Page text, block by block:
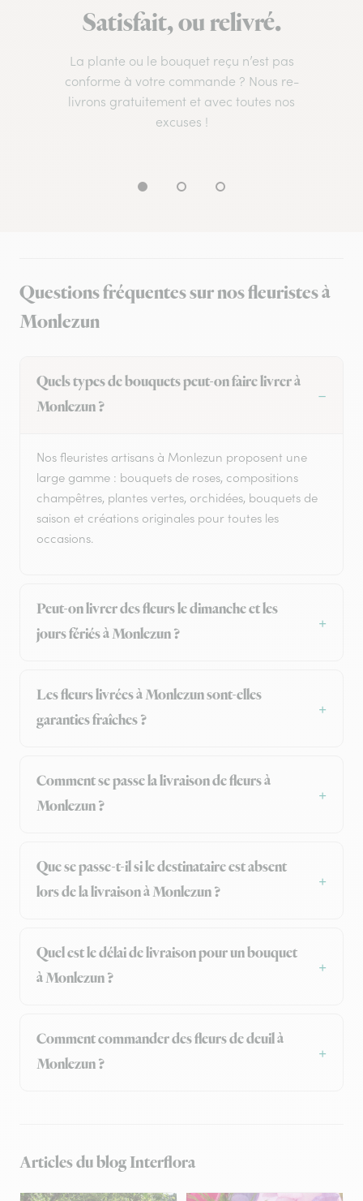
Satisfait, ou relivré.
La plante ou le bouquet reçu n’est pas
conforme à votre commande ? Nous re-
livrons gratuitement et avec toutes nos
excuses !
Questions fréquentes sur nos fleuristes à
Monlezun
Quels types de bouquets peut-on faire livrer à
Monlezun ?
Nos fleuristes artisans à Monlezun proposent une
large gamme : bouquets de roses, compositions
champêtres, plantes vertes, orchidées, bouquets de
saison et créations originales pour toutes les
occasions.
Peut-on livrer des fleurs le dimanche et les
jours fériés à Monlezun ?
Les fleurs livrées à Monlezun sont-elles
garanties fraîches ?
Comment se passe la livraison de fleurs à
Monlezun ?
Que se passe-t-il si le destinataire est absent
lors de la livraison à Monlezun ?
Quel est le délai de livraison pour un bouquet
à Monlezun ?
Comment commander des fleurs de deuil à
Monlezun ?
Articles du blog Interflora